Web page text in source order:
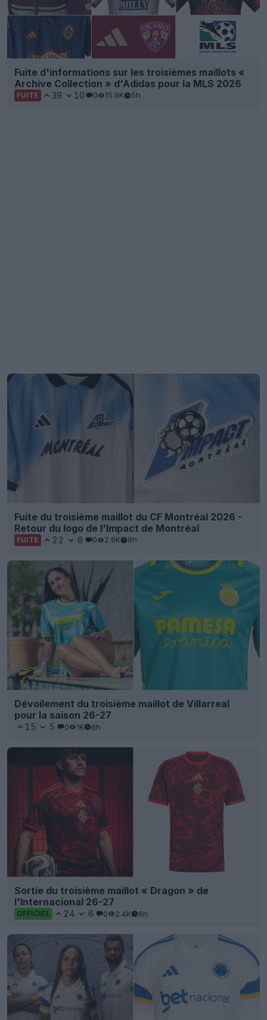
Fuite d'informations sur les troisièmes maillots «
Archive Collection » d'Adidas pour la MLS 2026
FUITE 39 10 0 15.9K 5h
Fuite du troisième maillot du CF Montréal 2026 -
Retour du logo de l'Impact de Montréal
FUITE 22 6 0 2.9K 6h
Dévoilement du troisième maillot de Villarreal
pour la saison 26-27
15 5 0 1K 6h
Sortie du troisième maillot « Dragon » de
l'Internacional 26-27
OFFICIEL 24 6 0 2.4K 6h